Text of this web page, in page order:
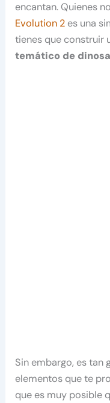
encantan. Quienes
Evolution 2 es una
tienes que construir
temático de
Sin embargo, es tan
elementos que te
que es muy posible